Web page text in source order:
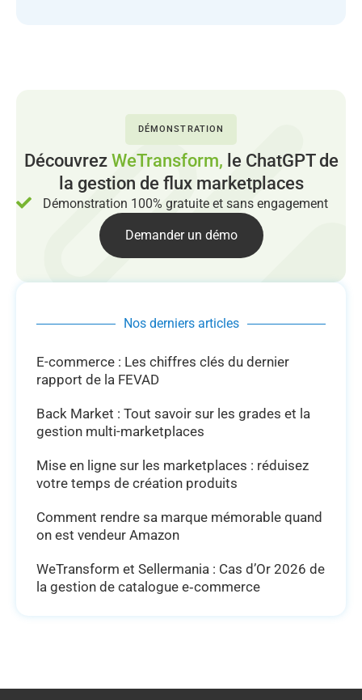
DÉMONSTRATION
Découvrez WeTransform, le ChatGPT de
la gestion de flux marketplaces
Démonstration 100% gratuite et sans engagement
Demander un démo
Nos derniers articles
E-commerce : Les chiffres clés du dernier
rapport de la FEVAD
Back Market : Tout savoir sur les grades et la
gestion multi-marketplaces
Mise en ligne sur les marketplaces : réduisez
votre temps de création produits
Comment rendre sa marque mémorable quand
on est vendeur Amazon
WeTransform et Sellermania : Cas d’Or 2026 de
la gestion de catalogue e‑commerce